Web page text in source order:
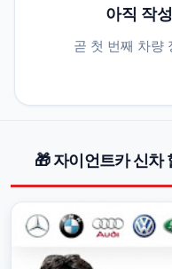
아직 작
곧 첫 번째 차량
🎁 자이언트카 신차